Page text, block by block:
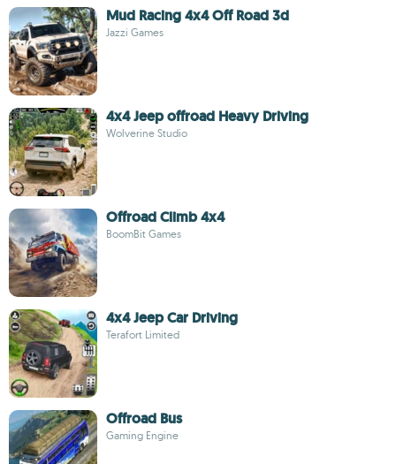
Mud Racing 4x4 Off Road 3d
Jazzi Games
4x4 Jeep offroad Heavy Driving
Wolverine Studio
Offroad Climb 4x4
BoomBit Games
4x4 Jeep Car Driving
Terafort Limited
Offroad Bus
Gaming Engine